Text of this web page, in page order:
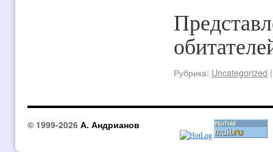
Рубрика: Uncategorized |
© 1999-2026 А. Андрианов